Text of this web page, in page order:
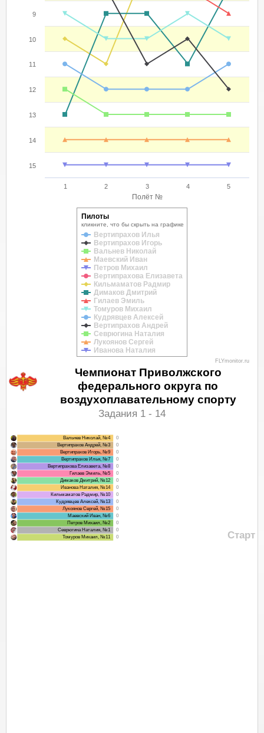
Полёт №
1 2 3 4 5
9
10
11
12
13
14
15
Вертипрахов Илья
Вертипрахов Игорь
Вальнев Николай
Маевский Иван
Петров Михаил
Вертипрахова Елизавета
Кильмаматов Радмир
Димаков Дмитрий
Гилаев Эмиль
Томуров Михаил
Кудрявцев Алексей
Вертипрахов Андрей
Севрюгина Наталия
Лукоянов Сергей
Иванова Наталия
Пилоты
кликните, что бы скрыть на графике
FLYmonitor.ru
Чемпионат Приволжского
федерального округа по
воздухоплавательному спорту
Задания 1 - 14
Старт
Вальнев Николай, №4
0
Вертипрахов Андрей, №3
0
Вертипрахов Игорь, №9
0
Вертипрахов Илья, №7
0
Вертипрахова Елизавета, №8
0
Гилаев Эмиль, №5
0
Димаков Дмитрий, №12
0
Иванова Наталия, №14
0
Кильмаматов Радмир, №10
0
Кудрявцев Алексей, №13
0
Лукоянов Сергей, №15
0
Маевский Иван, №6
0
Петров Михаил, №2
0
Севрюгина Наталия, №1
0
Томуров Михаил, №11
0